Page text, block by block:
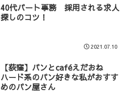
40代パート事務 採用される求人
探しのコツ！
2021.07.10
【荻窪】パンとcaféえだおね
ハード系のパン好きな私がおすす
めのパン屋さん